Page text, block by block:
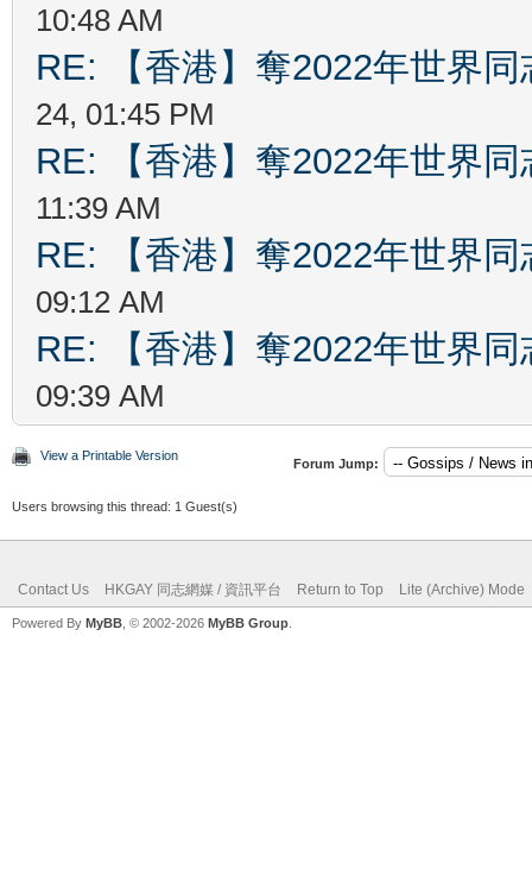
10:48 AM
RE: 【香港】奪2022年世界
24, 01:45 PM
RE: 【香港】奪2022年世界
11:39 AM
RE: 【香港】奪2022年世界
09:12 AM
RE: 【香港】奪2022年世界
09:39 AM
View a Printable Version
Forum Jump:
Users browsing this thread: 1 Guest(s)
Contact Us HKGAY 同志網媒 / 資訊平台 Return to Top Lite (Archive) Mode
Powered By MyBB , © 2002-2026 MyBB Group